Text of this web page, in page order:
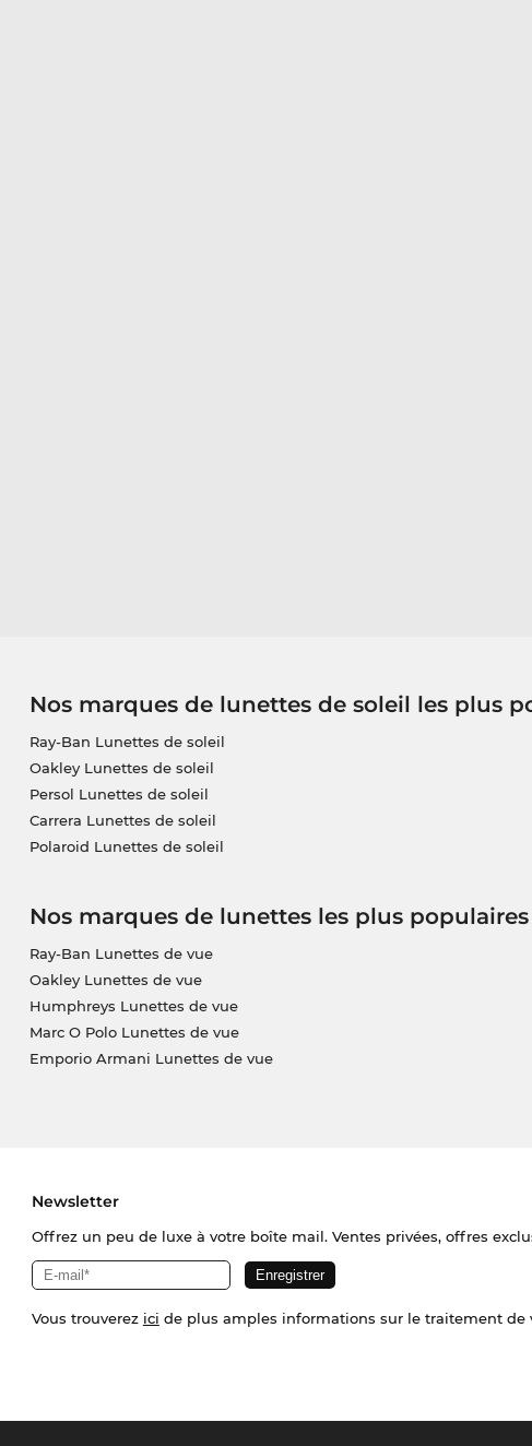
Nos marques de lunettes de soleil les plus
Ray-Ban Lunettes de soleil
Oakley Lunettes de soleil
Persol Lunettes de soleil
Carrera Lunettes de soleil
Polaroid Lunettes de soleil
Nos marques de lunettes les plus populaires
Ray-Ban Lunettes de vue
Oakley Lunettes de vue
Humphreys Lunettes de vue
Marc O Polo Lunettes de vue
Emporio Armani Lunettes de vue
Newsletter
Offrez un peu de luxe à votre boîte mail. Ventes privées, offres
Vous trouverez ici de plus amples informations sur le traitement de